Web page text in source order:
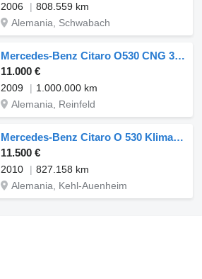
2006
808.559 km
Alemania, Schwabach
Mercedes-Benz Citaro O530 CNG 30x stück/units
11.000 €
2009
1.000.000 km
Alemania, Reinfeld
Mercedes-Benz Citaro O 530 Klima - 3 Türen / Lion&apos;s City NF LE
11.500 €
2010
827.158 km
Alemania, Kehl-Auenheim